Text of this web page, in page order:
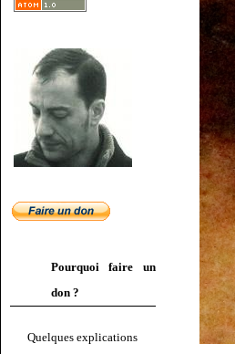
Pourquoi faire un
don ?
Quelques explications